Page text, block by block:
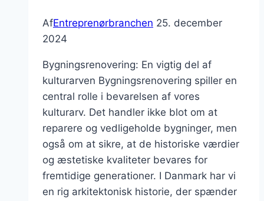
AfEntreprenørbranchen 25. december
2024
Bygningsrenovering: En vigtig del af
kulturarven Bygningsrenovering spiller en
central rolle i bevarelsen af vores
kulturarv. Det handler ikke blot om at
reparere og vedligeholde bygninger, men
også om at sikre, at de historiske værdier
og æstetiske kvaliteter bevares for
fremtidige generationer. I Danmark har vi
en rig arkitektonisk historie, der spænder